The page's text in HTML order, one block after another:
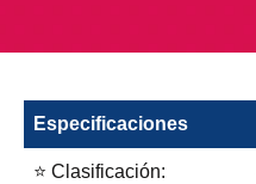
Especificaciones
⭐ Clasificación: